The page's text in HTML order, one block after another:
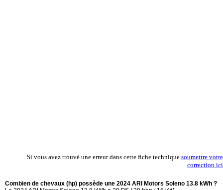
Si vous avez trouvé une erreur dans cette fiche technique soumettre votre
correction ici
Combien de chevaux (hp) possède une 2024 ARI Motors Soleno 13.8 kWh ?